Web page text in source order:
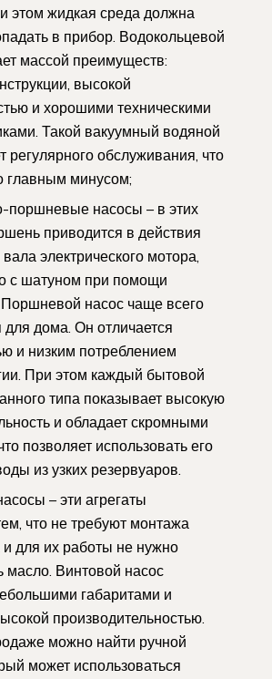
этом жидкая среда должна
в прибор. Водокольцевой
массой преимуществ:
высокой
и хорошими техническими
Такой вакуумный водяной
регулярного обслуживания, что
главным минусом;
поршневые насосы – в этих
приводится в действия
электрического мотора,
с шатуном при помощи
Поршневой насос чаще всего
для дома. Он отличается
и низким потреблением
При этом каждый бытовой
типа показывает высокую
и обладает скромными
позволяет использовать его
из узких резервуаров.
– эти агрегаты
что не требуют монтажа
и для их работы не нужно
масло. Винтовой насос
габаритами и
производительностью.
можно найти ручной
может использоваться